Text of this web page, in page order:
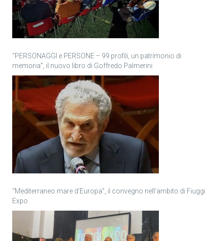
“PERSONAGGI e PERSONE – 99 profili, un patrimonio di
memoria”, il nuovo libro di Goffredo Palmerini
“Mediterraneo mare d’Europa”, il convegno nell’ambito di Fiuggi
Expo